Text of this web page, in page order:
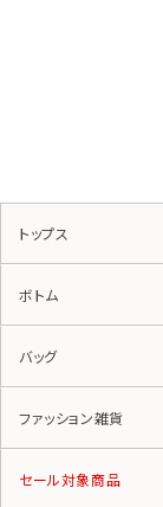
トップス
ボトム
バッグ
ファッション雑貨
セール対象商品